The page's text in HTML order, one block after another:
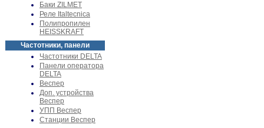
Баки ZILMET
Реле Italtecnica
Полипропилен
HEISSKRAFT
Частотники, панели
Частотники DELTA
Панели оператора
DELTA
Веспер
Доп. устройства
Веспер
УПП Веспер
Станции Веспер